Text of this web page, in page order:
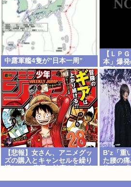
中露軍艦4隻が”日本一周”
【ＬＰ
本」爆
石油ガ
大規模
点検要
【悲報】女さん、アニメグッ
ズの購入とキャンセルを繰り
B’z「重
た腰の